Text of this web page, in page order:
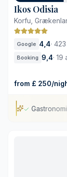
Ikos Odisia
Korfu,
Google 4,4·
Booking 9,4· 19
from £ 250/